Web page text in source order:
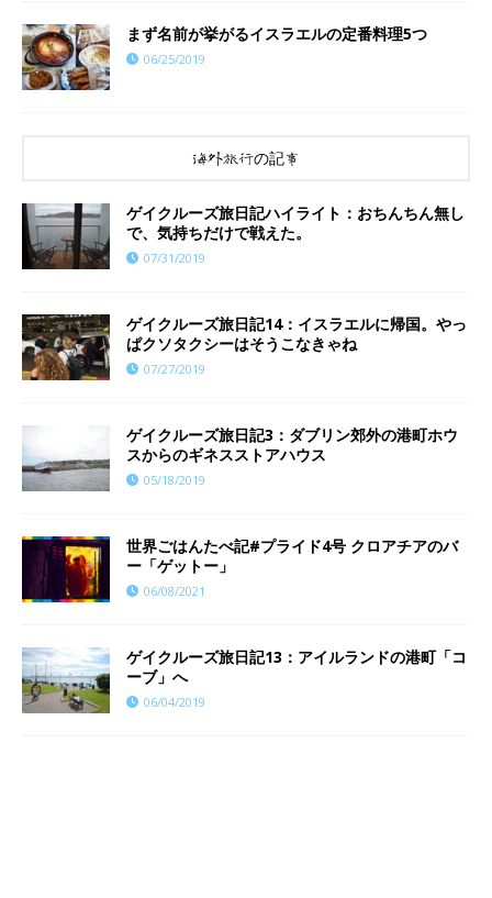
まず名前が挙がるイスラエルの定番料理5つ
06/25/2019
海外旅行の記事
ゲイクルーズ旅日記ハイライト：おちんちん無し
で、気持ちだけで戦えた。
07/31/2019
ゲイクルーズ旅日記14：イスラエルに帰国。やっ
ぱクソタクシーはそうこなきゃね
07/27/2019
ゲイクルーズ旅日記3：ダブリン郊外の港町ホウ
スからのギネスストアハウス
05/18/2019
世界ごはんたべ記#プライド4号 クロアチアのバ
ー「ゲットー」
06/08/2021
ゲイクルーズ旅日記13：アイルランドの港町「コ
ーブ」へ
06/04/2019